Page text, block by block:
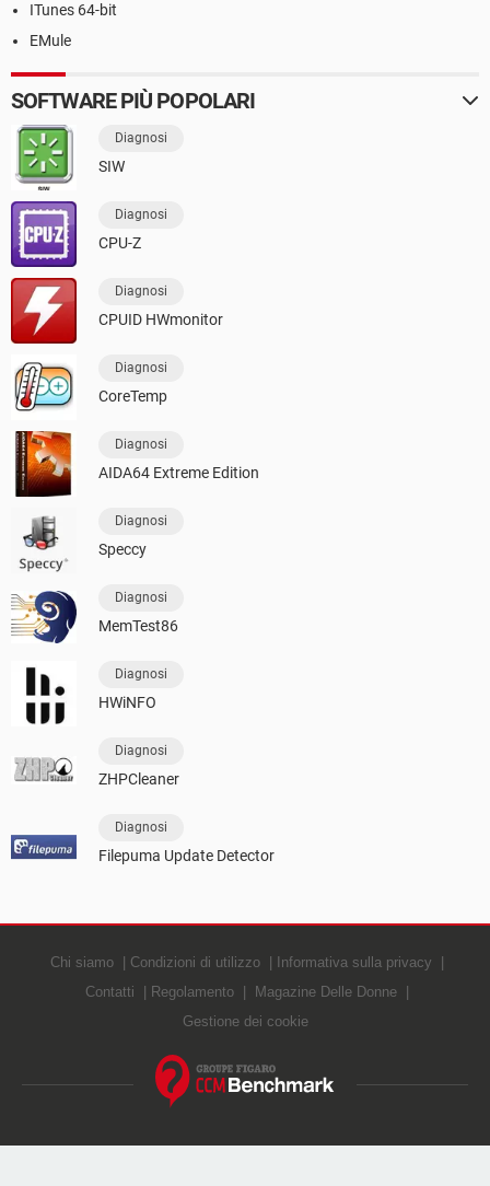
ITunes 64-bit
EMule
SOFTWARE PIÙ POPOLARI
Diagnosi
SIW
Diagnosi
CPU-Z
Diagnosi
CPUID HWmonitor
Diagnosi
CoreTemp
Diagnosi
AIDA64 Extreme Edition
Diagnosi
Speccy
Diagnosi
MemTest86
Diagnosi
HWiNFO
Diagnosi
ZHPCleaner
Diagnosi
Filepuma Update Detector
Chi siamo Condizioni di utilizzo
Informativa sulla privacy
Contatti
Regolamento
Magazine Delle Donne
Gestione dei cookie